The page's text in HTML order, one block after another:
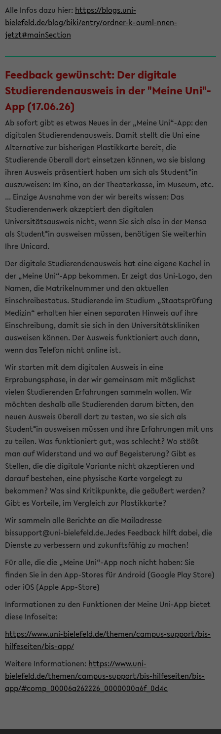
Alle Infos dazu hier: https://blogs.uni-
bielefeld.de/blog/biki/entry/ordner-k-ouml-nnen-
jetzt#mainSection
Feedback gewünscht: Der digitale
Studierendenausweis in der "Meine Uni"-
App (17.06.26)
Ab sofort gibt es etwas Neues in der „Meine Uni“-App: den
digitalen Studierendenausweis. Damit stellt die Uni eine
Alternative zur bisherigen Plastikkarte bereit, die
Studierende überall dort einsetzen können, wo sie bislang
ihren Ausweis präsentiert haben um sich als Student*in
auszuweisen: Im Kino, an der Theaterkasse, im Museum, etc.
... Einzige Ausnahme von der wir bereits wissen: Das
Studierendenwerk akzeptiert den digitalen
Universitätsausweis nicht, wenn Sie sich also in der Mensa
als Student*in ausweisen müssen, benötigen Sie weiterhin
Ihre Unicard.
Der digitale Studierendenausweis hat eine eigene Kachel in
der „Meine Uni“-App bekommen. Er zeigt das Uni-Logo, den
Namen, die Matrikelnummer und den aktuellen
Einschreibestatus. Studierende im Studium „Staatsprüfung
Medizin“ erhalten hier einen separaten Hinweis auf ihre
Einschreibung, damit sie sich in den Universitätskliniken
ausweisen können. Der Ausweis funktioniert auch dann,
wenn das Telefon nicht online ist.
Wir starten mit dem digitalen Ausweis in eine
Erprobungsphase, in der wir gemeinsam mit möglichst
vielen Studierenden Erfahrungen sammeln wollen. Wir
möchten deshalb alle Studierenden darum bitten, den
neuen Ausweis überall dort zu testen, wo sie sich als
Student*in ausweisen müssen und ihre Erfahrungen mit uns
zu teilen. Was funktioniert gut, was schlecht? Wo stößt
man auf Widerstand und wo auf Begeisterung? Gibt es
Stellen, die die digitale Variante nicht akzeptieren und
darauf bestehen, eine physische Karte vorgelegt zu
bekommen? Was sind Kritikpunkte, die geäußert werden?
Gibt es Vorteile, im Vergleich zur Plastikkarte?
Wir sammeln alle Berichte an die Mailadresse
bissupport@uni-bielefeld.de.Jedes Feedback hilft dabei, die
Dienste zu verbessern und zukunftsfähig zu machen!
Für alle, die die „Meine Uni“-App noch nicht haben: Sie
finden Sie in den App-Stores für Android (Google Play Store)
oder iOS (Apple App-Store)
Informationen zu den Funktionen der Meine Uni-App bietet
diese Infoseite:
https://www.uni-bielefeld.de/themen/campus-support/bis-
hilfeseiten/bis-app/
Weitere Informationen: https://www.uni-
bielefeld.de/themen/campus-support/bis-hilfeseiten/bis-
app/#comp_00006a262226_0000000a6f_0d4c